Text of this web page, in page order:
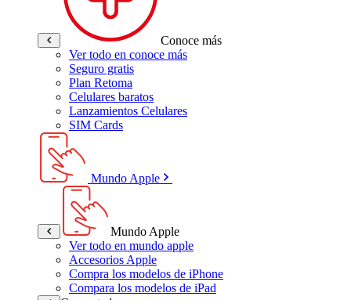
Conoce más
Ver todo en conoce más
Seguro gratis
Plan Retoma
Celulares baratos
Lanzamientos Celulares
SIM Cards
Mundo Apple
Mundo Apple
Ver todo en mundo apple
Accesorios Apple
Compra los modelos de iPhone
Compara los modelos de iPad